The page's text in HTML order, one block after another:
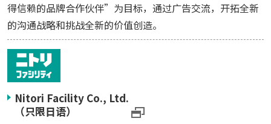
得信赖的品牌合作伙伴”为目标，通过广告交流，开拓全新
的沟通战略和挑战全新的价值创造。
Nitori Facility Co., Ltd.
（只限日语）